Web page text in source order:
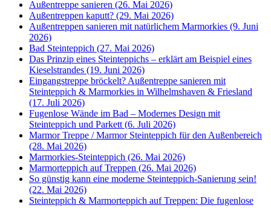
Außentreppe sanieren (26. Mai 2026)
Außentreppen kaputt? (29. Mai 2026)
Außentreppen sanieren mit natürlichem Marmorkies (9. Juni
2026)
Bad Steinteppich (27. Mai 2026)
Das Prinzip eines Steinteppichs – erklärt am Beispiel eines
Kieselstrandes (19. Juni 2026)
Eingangstreppe bröckelt? Außentreppe sanieren mit
Steinteppich & Marmorkies in Wilhelmshaven & Friesland
(17. Juli 2026)
Fugenlose Wände im Bad – Modernes Design mit
Steinteppich und Parkett (6. Juli 2026)
Marmor Treppe / Marmor Steinteppich für den Außenbereich
(28. Mai 2026)
Marmorkies-Steinteppich (26. Mai 2026)
Marmorteppich auf Treppen (26. Mai 2026)
So günstig kann eine moderne Steinteppich-Sanierung sein!
(22. Mai 2026)
Steinteppich & Marmorteppich auf Treppen: Die fugenlose